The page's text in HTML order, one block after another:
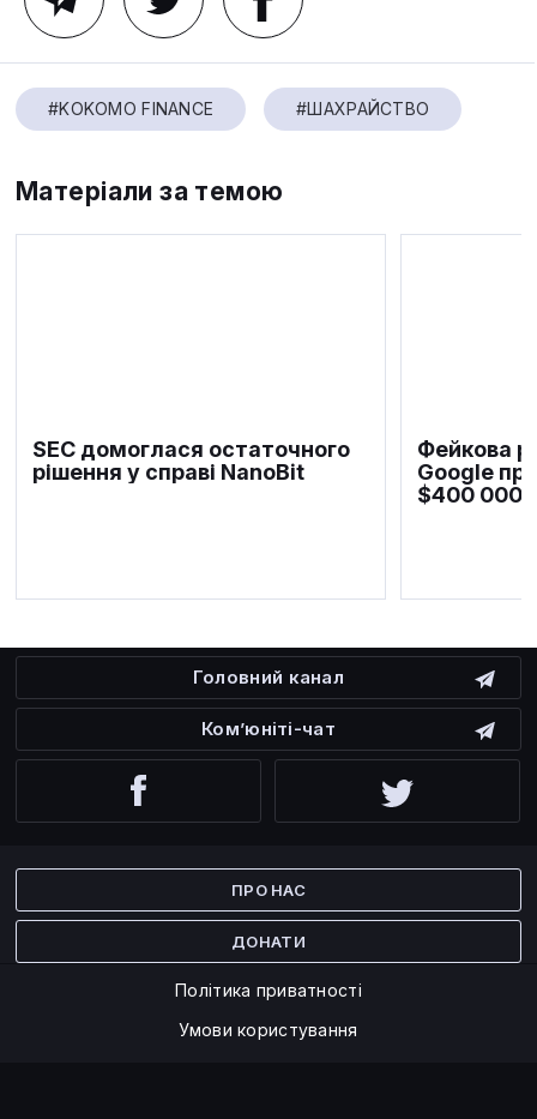
#KOKOMO FINANCE #ШАХРАЙСТВО
Матеріали за темою
SEC домоглася остаточного
рішення у справі NanoBit
Фейкова
Google
$400 000
Головний канал
Ком’юніті-чат
ПРО НАС
ДОНАТИ
Політика приватності
Умови користування